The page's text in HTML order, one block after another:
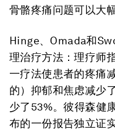
骨骼疼痛问题可以大
Hinge、Omada和
理治疗方法：理疗师
一疗法使患者的疼痛
的）抑郁和焦虑减少
少了53%。彼得森健
布的一份报告独立证